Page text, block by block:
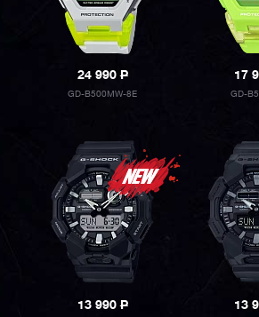
24 990P
GD-B500MW-8E
17
GD-
13 990P 13